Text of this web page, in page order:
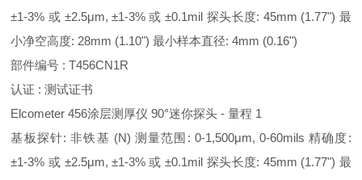
±1-3% 或 ±2.5μm, ±1-3% 或 ±0.1mil 探头长度: 45mm (1.77") 最
小净空高度: 28mm (1.10") 最小样本直径: 4mm (0.16")
部件编号 : T456CN1R
认证 : 测试证书
Elcometer 456涂层测厚仪 90°迷你探头 - 量程 1
基板探针: 非铁基 (N) 测量范围: 0-1,500μm, 0-60mils 精确度:
±1-3% 或 ±2.5μm, ±1-3% 或 ±0.1mil 探头长度: 45mm (1.77") 最